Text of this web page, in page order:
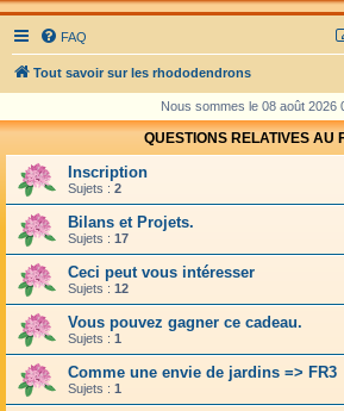
FAQ
Tout savoir sur les rhododendrons
Nous sommes le 08 août 2026
QUESTIONS RELATIVES AU
Inscription
Sujets : 2
Bilans et Projets.
Sujets : 17
Ceci peut vous intéresser
Sujets : 12
Vous pouvez gagner ce cadeau.
Sujets : 1
Comme une envie de jardins => FR3
Sujets : 1